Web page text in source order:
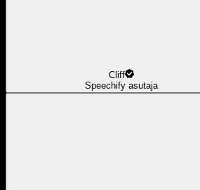
Cliff
Speechify asutaja